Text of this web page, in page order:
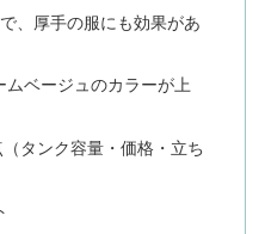
、厚手の服にも効果があ
ムベージュのカラーが上
タンク容量・価格・立ち